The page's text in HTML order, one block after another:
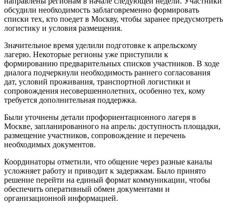
обсудили необходимость заблаговременно формировать
списки тех, кто поедет в Москву, чтобы заранее предусмотреть
логистику и условия размещения.
Значительное время уделили подготовке к апрельскому
лагерю. Некоторые регионы уже приступили к
формированию предварительных списков участников. В ходе
диалога подчеркнули необходимость раннего согласования
дат, условий проживания, транспортной логистики и
сопровождения несовершеннолетних, особенно тех, кому
требуется дополнительная поддержка.
Были уточнены детали профориентационного лагеря в
Москве, запланированного на апрель: доступность площадки,
размещение участников, сопровождение и перечень
необходимых документов.
Координаторы отметили, что общение через разные каналы
усложняет работу и приводит к задержкам. Было принято
решение перейти на единый формат коммуникации, чтобы
обеспечить оперативный обмен документами и
организационной информацией.